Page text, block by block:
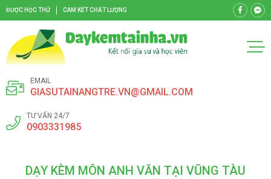
ĐƯỢC HỌC THỬ CAM KẾT CHẤT LƯỢNG
EMAIL
GIASUTAINANGTRE.VN@GMAIL.COM
TƯ VẤN 24/7
0903331985
DẠY KÈM MÔN ANH VĂN TẠI VŨNG TÀU